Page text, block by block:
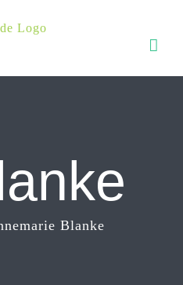
Blanke